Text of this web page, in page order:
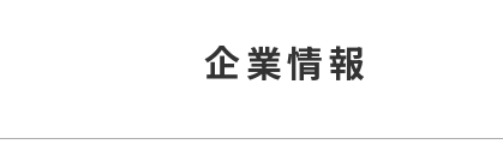
企業情報